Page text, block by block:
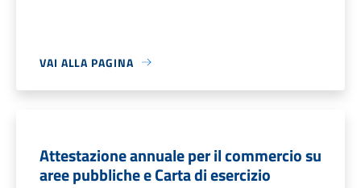
VAI ALLA PAGINA
Attestazione annuale per il commercio su
aree pubbliche e Carta di esercizio